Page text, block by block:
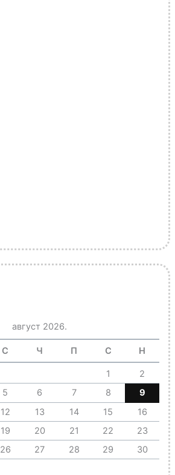
август 2026.
С Ч П С Н
1
2
5 6 7 8
9
12 13 14 15
16
19 20 21 22
23
26 27 28 29
30